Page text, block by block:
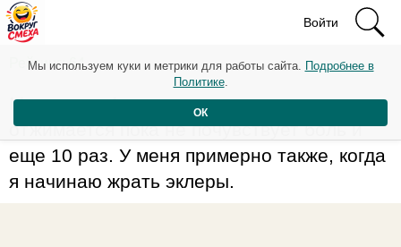
Войти
Рейтинг: 64
Мохаммед Али говорил, что он
отжимается пока не почувствует боль и
еще 10 раз. У меня примерно также, когда
я начинаю жрать эклеры.
Мы используем куки и метрики для работы сайта. Подробнее в
Политике.
ОК